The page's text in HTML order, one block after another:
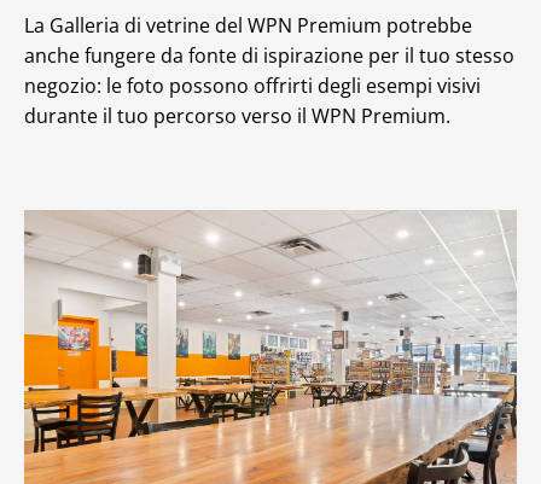
La Galleria di vetrine del WPN Premium potrebbe
anche fungere da fonte di ispirazione per il tuo stesso
negozio: le foto possono offrirti degli esempi visivi
durante il tuo percorso verso il WPN Premium.